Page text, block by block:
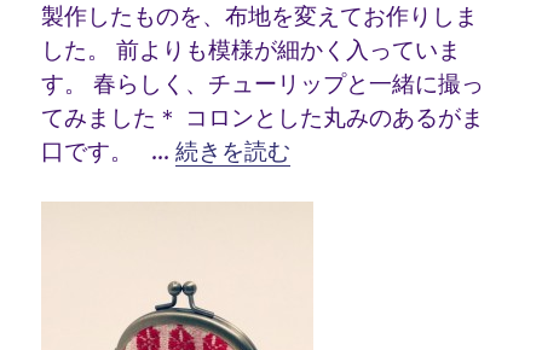
製作したものを、布地を変えてお作りしま
した。 前よりも模様が細かく入っていま
す。 春らしく、チューリップと一緒に撮っ
てみました＊ コロンとした丸みのあるがま
口です。 …“こぎん刺し 赤いがま口 (ご注文)”
続きを読む